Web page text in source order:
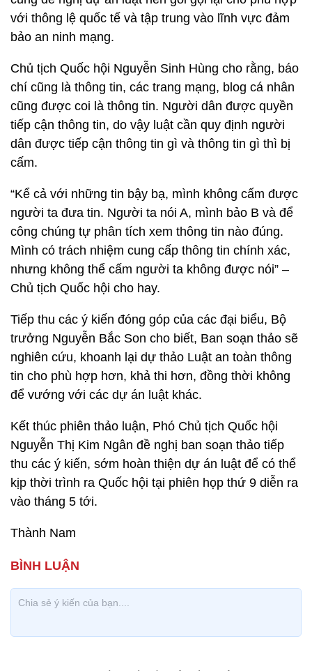
với thông lệ quốc tế và tập trung vào lĩnh vực đảm
bảo an ninh mạng.
Chủ tịch Quốc hội Nguyễn Sinh Hùng cho rằng, báo
chí cũng là thông tin, các trang mạng, blog cá nhân
cũng được coi là thông tin. Người dân được quyền
tiếp cận thông tin, do vậy luật cần quy định người
dân được tiếp cận thông tin gì và thông tin gì thì bị
cấm.
“Kể cả với những tin bậy bạ, mình không cấm được
người ta đưa tin. Người ta nói A, mình bảo B và để
công chúng tự phân tích xem thông tin nào đúng.
Mình có trách nhiệm cung cấp thông tin chính xác,
nhưng không thể cấm người ta không được nói” –
Chủ tịch Quốc hội cho hay.
Tiếp thu các ý kiến đóng góp của các đại biểu, Bộ
trưởng Nguyễn Bắc Son cho biết, Ban soạn thảo sẽ
nghiên cứu, khoanh lại dự thảo Luật an toàn thông
tin cho phù hợp hơn, khả thi hơn, đồng thời không
để vướng với các dự án luật khác.
Kết thúc phiên thảo luận, Phó Chủ tịch Quốc hội
Nguyễn Thị Kim Ngân đề nghị ban soạn thảo tiếp
thu các ý kiến, sớm hoàn thiện dự án luật để có thể
kịp thời trình ra Quốc hội tại phiên họp thứ 9 diễn ra
vào tháng 5 tới.
Thành Nam